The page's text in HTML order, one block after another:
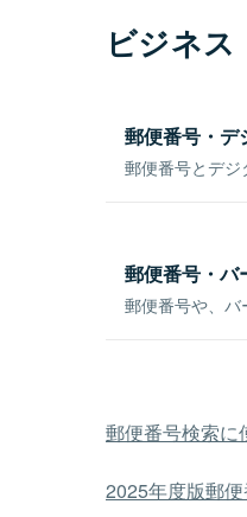
ビジネ
郵便番号・デ
郵便番号とデジ
郵便番号・バ
郵便番号や、バ
郵便番号検索に
2025年度版郵